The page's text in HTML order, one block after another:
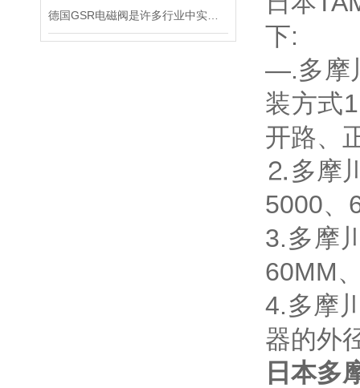
下:
—.多摩
装方式
开路、
⒉多摩
5000、
3.多摩
60MM
4.多摩
器的外
日本多